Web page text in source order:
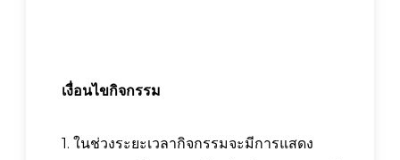
เงื่อนไขกิจกรรม
1. ในช่วงระยะเวลากิจกรรมจะมีการแสดง